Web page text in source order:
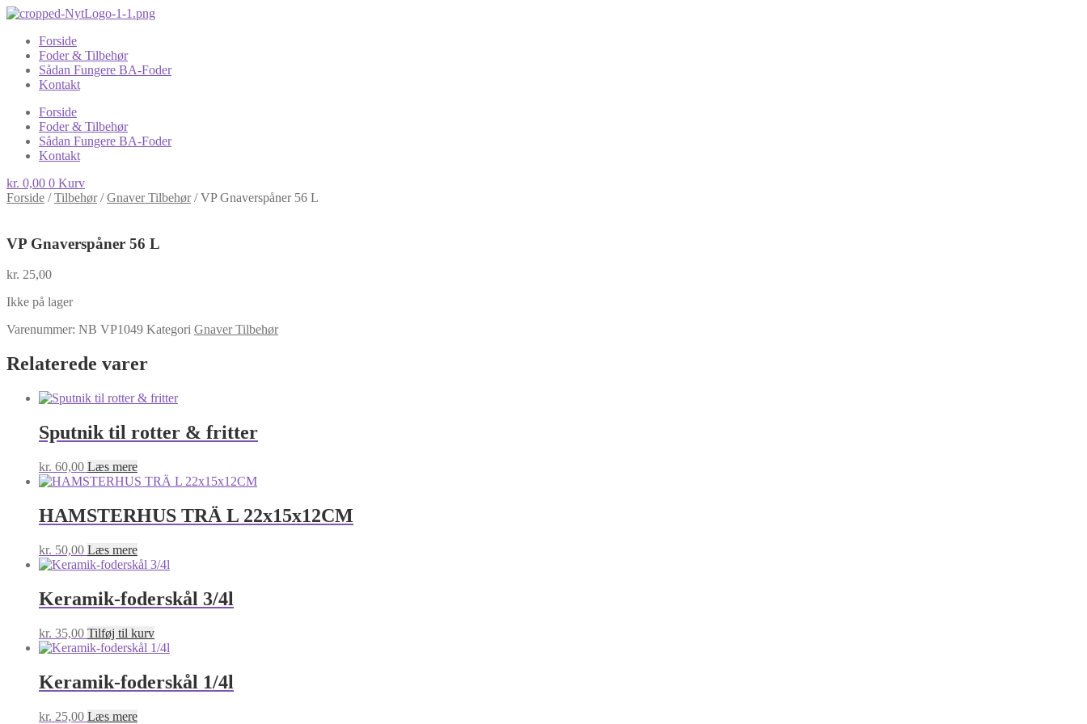
Forside
Foder & Tilbehør
Sådan Fungere BA-Foder
Kontakt
Forside
Foder & Tilbehør
Sådan Fungere BA-Foder
Kontakt
kr. 0,00 0 Kurv
Forside /Tilbehør/Gnaver Tilbehør/VP Gnaverspåner 56 L
VP Gnaverspåner 56 L
kr. 25,00
Ikke på lager
Varenummer: NB VP1049 Kategori Gnaver Tilbehør
Relaterede varer
Sputnik til rotter & fritter
kr. 60,00 Læs mere
HAMSTERHUS TRÄ L 22x15x12CM
kr. 50,00 Læs mere
Keramik-foderskål 3/4l
kr. 35,00 Tilføj til kurv
Keramik-foderskål 1/4l
kr. 25,00 Læs mere